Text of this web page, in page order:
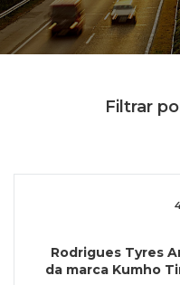
Filtrar
Rodrigues Tyres
da marca Kumho